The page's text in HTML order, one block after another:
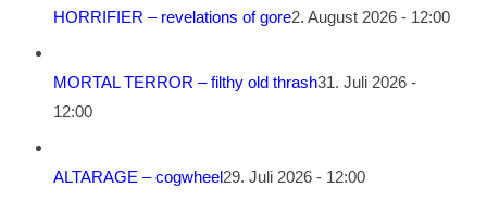
HORRIFIER – revelations of gore2. August 2026 - 12:00
MORTAL TERROR – filthy old thrash31. Juli 2026 -
12:00
ALTARAGE – cogwheel29. Juli 2026 - 12:00